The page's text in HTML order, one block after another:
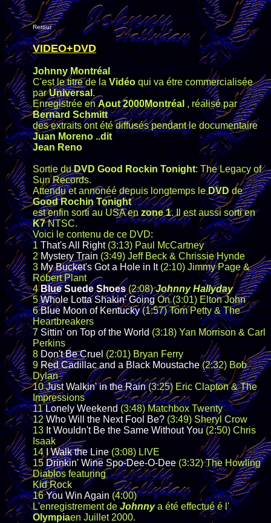
Retour
VIDEO+DVD
Johnny Montréal
C'est le titre de la Vidéoqui va étre commercialisée
parUniversal .
Enregistrée enAout 2000Montréal , réalisé par
Bernard Schmitt
des extraits ont été diffusés pendant le documentaire
Juan Moreno ..dit
Jean Reno
Sortie duDVD Good Rockin Tonight: The Legacy of
Sun Records.
Attendu et annonéé depuis longtemps leDVDde
Good Rochin Tonight
est enfin sorti au USA enzone 1. Il est aussi sorti en
K7NTSC.
Voici le contenu de ce DVD:
1That's All Right(3:13) Paul McCartney
2Mystery Train(3:49) Jeff Beck & Chrissie Hynde
3My Bucket's Got a Hole in It(2:10) Jimmy Page &
Robert Plant
4Blue Suede Shoes(2:08)Johnny Hallyday
5Whole Lotta Shakin' GoingOn (3:01) Elton John
6Blue Moon of Kentucky(1:57) Tom Petty & The
Heartbreakers
7Sittin' on Top of the World (3:18) Yan Morrison & Carl
Perkins
8 Don't Be Cruel(2:01) Bryan Ferry
9Red Cadillac and a Black Moustache(2:32) Bob
Dylan
10 Just Walkin' in the Rain(3:25) Eric Clapton & The
Impressions
11Lonely Weekend(3:48) Matchbox Twenty
12Who Will the Next Fool Be? (3:49) Sheryl Crow
13It Wouldn't Be the Same Without You(2:50) Chris
Isaak
14I Walk the Line(3:08) LIVE
15Drinkin' Wine Spo-Dee-O-Dee(3:32) The Howling
Diablos featuring
Kid Rock
16You Win Again(4:00)
L'enregistrement deJohnnya été effectué é l'
Olympiaen Juillet 2000.